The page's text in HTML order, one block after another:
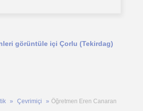
görüntüle içi Çorlu (Tekirdag)
Çevrimiçi Öğretmen Eren Canaran